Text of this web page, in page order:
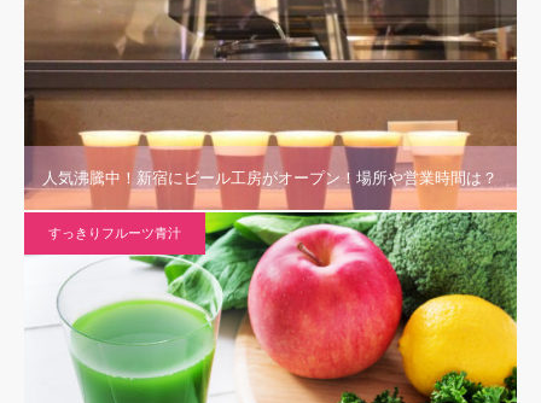
人気沸騰中！新宿にビール工房がオープン！場所や営業時間は？
すっきりフルーツ青汁